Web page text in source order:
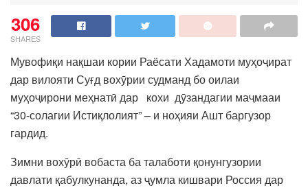
306
SHARES
Мувофиқи нақшаи кории Раёсати Хадамоти муҳоҷират
дар вилояти Суғд вохӯрии судманд бо оилаи
муҳоҷирони меҳнатӣ дар кохи дӯзандагии маҷмааи
“30-солагии Истиқлолият” – и ноҳияи Ашт баргузор
гардид.
Зимни вохӯрӣ вобаста ба талаботи қонунгузории
давлати қабулкунанда, аз ҷумла кишвари Россия дар